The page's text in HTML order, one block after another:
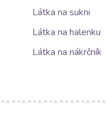
Látka na sukni
Látka na halenku
Látka na nákrčník